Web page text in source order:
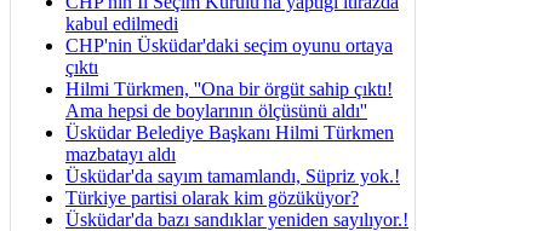
kabul edilmedi
CHP'nin Üsküdar'daki seçim oyunu ortaya
çıktı
Hilmi Türkmen, ''Ona bir örgüt sahip çıktı!
Ama hepsi de boylarının ölçüsünü aldı''
Üsküdar Belediye Başkanı Hilmi Türkmen
mazbatayı aldı
Üsküdar'da sayım tamamlandı, Süpriz yok.!
Türkiye partisi olarak kim gözüküyor?
Üsküdar'da bazı sandıklar yeniden sayılıyor.!